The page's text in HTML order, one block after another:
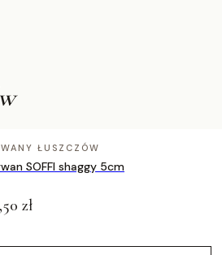
ŁUSZCZÓW
SOFFI shaggy 5cm
zł